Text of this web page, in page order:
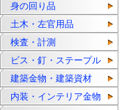
身の回り品
土木・左官用品
検査・計測
ビス・釘・ステープル
建築金物・建築資材
内装・インテリア金物